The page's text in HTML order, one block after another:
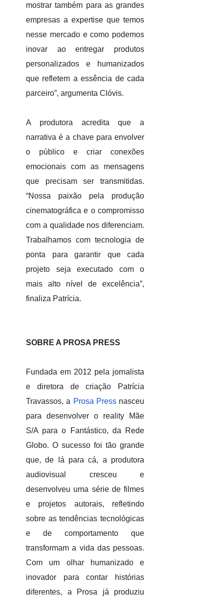
mostrar também para as grandes
empresas a expertise que temos
nesse mercado e como podemos
inovar ao entregar produtos
personalizados e humanizados
que refletem a essência de cada
parceiro”, argumenta Clóvis.
A produtora acredita que a
narrativa é a chave para envolver
o público e criar conexões
emocionais com as mensagens
que precisam ser transmitidas.
“Nossa paixão pela produção
cinematográfica e o compromisso
com a qualidade nos diferenciam.
Trabalhamos com tecnologia de
ponta para garantir que cada
projeto seja executado com o
mais alto nível de excelência”,
finaliza Patrícia.
SOBRE A PROSA PRESS
Fundada em 2012 pela jornalista
e diretora de criação Patrícia
Travassos, a Prosa Press nasceu
para desenvolver o reality Mãe
S/A para o Fantástico, da Rede
Globo. O sucesso foi tão grande
que, de lá para cá, a produtora
audiovisual cresceu e
desenvolveu uma série de filmes
e projetos autorais, refletindo
sobre as tendências tecnológicas
e de comportamento que
transformam a vida das pessoas.
Com um olhar humanizado e
inovador para contar histórias
diferentes, a Prosa já produziu